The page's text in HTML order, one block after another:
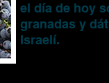
el día de hoy
granadas y
Israelí.